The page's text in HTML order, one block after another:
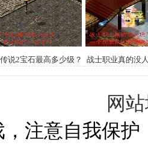
说2宝石最高多少级？
各级属性加成详解
战士职业真的没
如何打造一个能单
网
注意自我保